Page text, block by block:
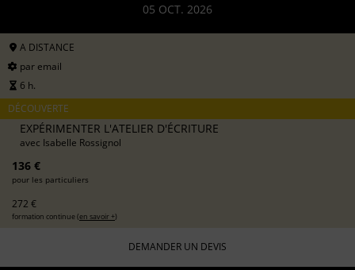
05 OCT. 2026
A DISTANCE
par email
6 h.
DÉCOUVERTE
EXPÉRIMENTER L'ATELIER D'ÉCRITURE
avec Isabelle Rossignol
136 €
pour les particuliers
272 €
formation continue (en savoir +)
DEMANDER UN DEVIS